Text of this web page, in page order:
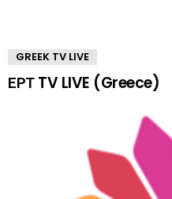
GREEK TV LIVE
ΕΡΤ TV LIVE (Greece)